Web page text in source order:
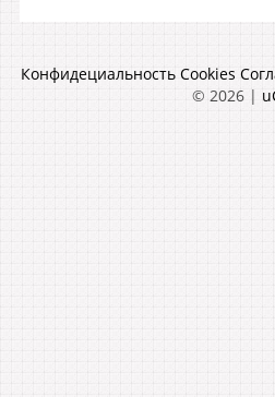
Конфидециальность Cookies
© 2026|